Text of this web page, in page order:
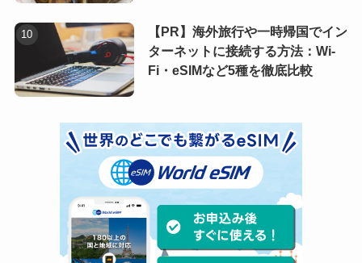
【PR】海外旅行や一時帰国でイン
ターネットに接続する方法：Wi-
Fi・eSIMなど5種を徹底比較